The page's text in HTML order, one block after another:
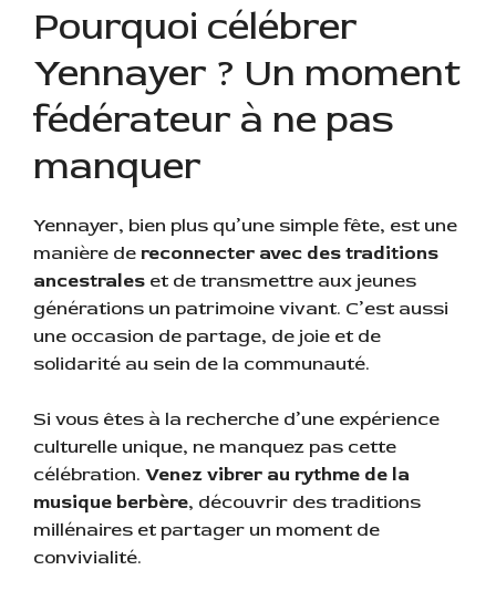
Pourquoi célébrer
Yennayer ? Un moment
fédérateur à ne pas
manquer
Yennayer, bien plus qu’une simple fête, est une
manière de reconnecter avec des traditions
ancestrales et de transmettre aux jeunes
générations un patrimoine vivant. C’est aussi
une occasion de partage, de joie et de
solidarité au sein de la communauté.
Si vous êtes à la recherche d’une expérience
culturelle unique, ne manquez pas cette
célébration. Venez vibrer au rythme de la
musique berbère, découvrir des traditions
millénaires et partager un moment de
convivialité.